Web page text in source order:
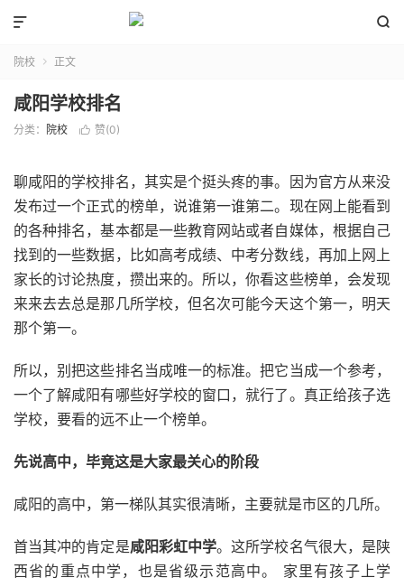


院校  正文
咸阳学校排名
分类： 院校  赞(0)
聊咸阳的学校排名，其实是个挺头疼的事。因为官方从来没
发布过一个正式的榜单，说谁第一谁第二。现在网上能看到
的各种排名，基本都是一些教育网站或者自媒体，根据自己
找到的一些数据，比如高考成绩、中考分数线，再加上网上
家长的讨论热度，攒出来的。所以，你看这些榜单，会发现
来来去去总是那几所学校，但名次可能今天这个第一，明天
那个第一。
所以，别把这些排名当成唯一的标准。把它当成一个参考，
一个了解咸阳有哪些好学校的窗口，就行了。真正给孩子选
学校，要看的远不止一个榜单。
先说高中，毕竟这是大家最关心的阶段
咸阳的高中，第一梯队其实很清晰，主要就是市区的几所。
首当其冲的肯定是咸阳彩虹中学。这所学校名气很大，是陕
西省的重点中学，也是省级示范高中。 家里有孩子上学